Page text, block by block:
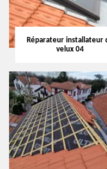
Réparateur installateur
velux 04